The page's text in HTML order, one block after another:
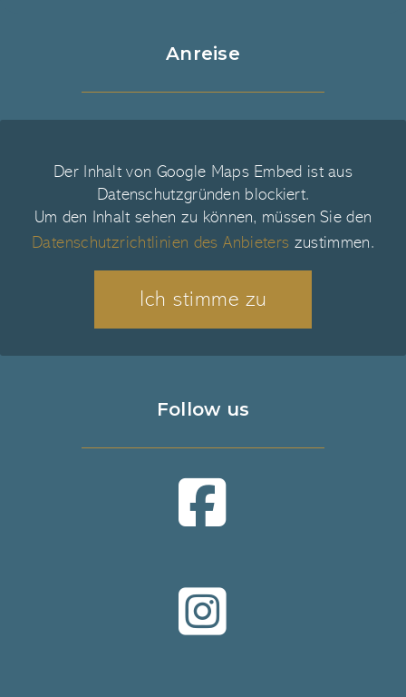
Anreise
Der Inhalt von Google Maps Embed ist aus
Datenschutzgründen blockiert.
Um den Inhalt sehen zu können, müssen Sie den
Datenschutzrichtlinien des Anbieters zustimmen.
Ich stimme zu
Follow us